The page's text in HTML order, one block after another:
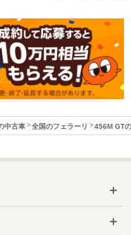
中古車 全国のフェラーリ 456M GT